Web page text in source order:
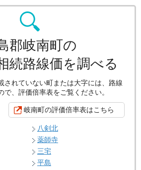
郡岐南町の
続路線価を調べる
されていない町または大字には、路線
で、評価倍率表をご覧ください。
岐南町の評価倍率表はこちら
八剣北
薬師寺
三宅
平島